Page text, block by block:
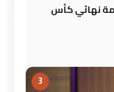
نهائي كأس
3